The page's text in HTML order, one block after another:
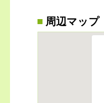
周辺マップ